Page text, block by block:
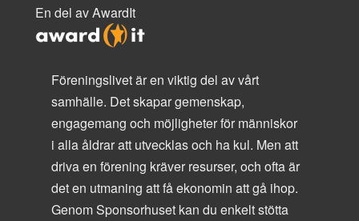
En del av AwardIt
Föreningslivet är en viktig del av vårt
samhälle. Det skapar gemenskap,
engagemang och möjligheter för människor
i alla åldrar att utvecklas och ha kul. Men att
driva en förening kräver resurser, och ofta är
det en utmaning att få ekonomin att gå ihop.
Genom Sponsorhuset kan du enkelt stötta